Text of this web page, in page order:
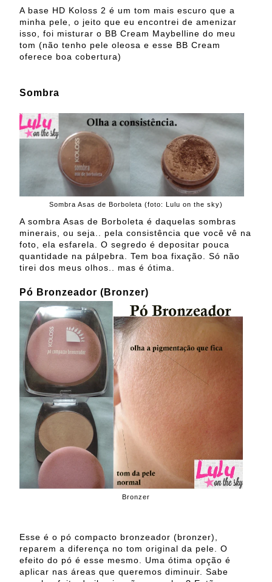
A base HD Koloss 2 é um tom mais escuro que a
minha pele, o jeito que eu encontrei de amenizar
isso, foi misturar o BB Cream Maybelline do meu
tom (não tenho pele oleosa e esse BB Cream
oferece boa cobertura)
Sombra
Sombra Asas de Borboleta (foto: Lulu on the sky)
A sombra Asas de Borboleta é daquelas sombras
minerais, ou seja.. pela consistência que você vê na
foto, ela esfarela. O segredo é depositar pouca
quantidade na pálpebra. Tem boa fixação. Só não
tirei dos meus olhos.. mas é ótima.
Pó Bronzeador (Bronzer)
Bronzer
Esse é o pó compacto bronzeador (bronzer),
reparem a diferença no tom original da pele. O
efeito do pó é esse mesmo. Uma ótima opção é
aplicar nas áreas que queremos diminuir. Sabe